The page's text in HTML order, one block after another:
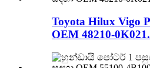
Toyota Hilux Vigo
OEM 48210-